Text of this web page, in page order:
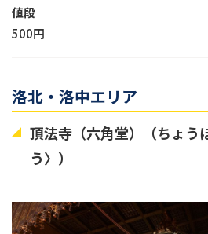
値段
500円
洛北・洛中エリア
頂法寺（六角堂）（ちょう
う〉）